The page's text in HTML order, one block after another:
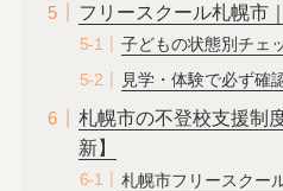
フリースクール札幌市
子どもの状態別チェ
見学・体験で必ず確
札幌市の不登校支援制
新】
札幌市フリースクー